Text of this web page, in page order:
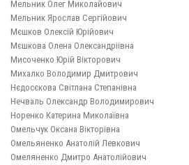
Мельник Олег Миколайович
Мельник Ярослав Сергійович
Мєшков Олексій Юрійович
Мєшкова Олена Олександріівна
Мисоченко Юрій Вікторович
Михалко Володимир Дмитрович
Нєдосєкова Світлана Степанівна
Нечваль Олександр Володимирович
Норенко Катерина Миколаївна
Омельчук Оксана Вікторівна
Омельяненко Анатолій Левкович
Омеляненко Дмитро Анатолійович